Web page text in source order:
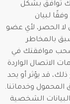
توافق بشكل
لبيان
الحصر، لأي عضو
بالمخاطر
سحب موافقتك في
الاتصال الواردة
ذلك، قد يؤثر أو يحد
وخدماتنا.
الشخصية